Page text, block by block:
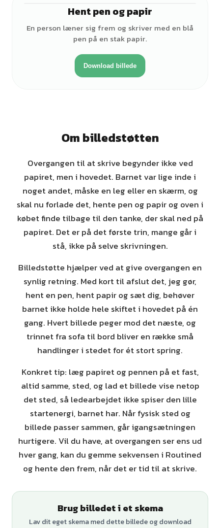
Hent pen og papir
En person læner sig frem og skriver med en blå
pen på en stak papir.
Download billede
Om billedstøtten
Overgangen til at skrive begynder ikke ved
papiret, men i hovedet. Barnet var lige inde i
noget andet, måske en leg eller en skærm, og
skal nu forlade det, hente pen og papir og oven i
købet finde tilbage til den tanke, der skal ned på
papiret. Det er på det første trin, mange går i
stå, ikke på selve skrivningen.
Billedstøtte hjælper ved at give overgangen en
synlig retning. Med kort til afslut det, jeg gør,
hent en pen, hent papir og sæt dig, behøver
barnet ikke holde hele skiftet i hovedet på én
gang. Hvert billede peger mod det næste, og
trinnet fra sofa til bord bliver en række små
handlinger i stedet for ét stort spring.
Konkret tip: læg papiret og pennen på et fast,
altid samme, sted, og lad et billede vise netop
det sted, så ledearbejdet ikke spiser den lille
startenergi, barnet har. Når fysisk sted og
billede passer sammen, går igangsætningen
hurtigere. Vil du have, at overgangen ser ens ud
hver gang, kan du gemme sekvensen i Routined
og hente den frem, når det er tid til at skrive.
Brug billedet i et skema
Lav dit eget skema med dette billede og download